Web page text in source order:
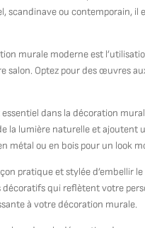
scandinave ou contemporain, il
murale moderne est
salon. Optez pour des œuvres
dans la décoration
la lumière naturelle et ajoutent
métal ou en bois pour un look
pratique et stylée d’embellir
décoratifs qui reflètent votre
à votre décoration murale.